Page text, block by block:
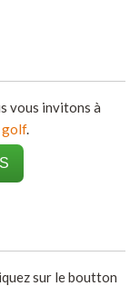
vous invitons à
golf.
sur le boutton